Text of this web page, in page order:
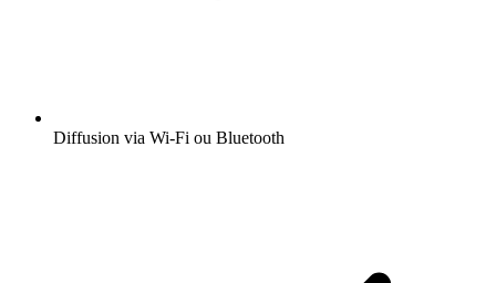
Diffusion via Wi-Fi ou Bluetooth